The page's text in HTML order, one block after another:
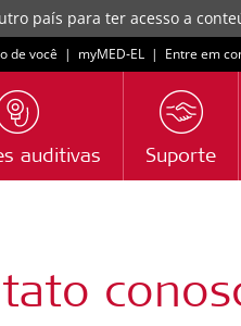
país para ter acesso a
de você | myMED‑EL | Entre em
auditivas Suporte